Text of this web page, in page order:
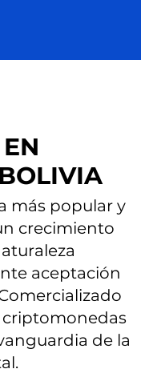
más popular y
crecimiento
aceptación
de la